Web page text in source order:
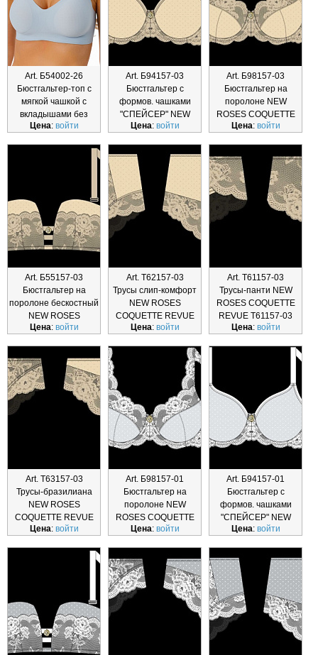
Art. Б54002-26
Бюстгальтер-топ с
мягкой чашкой с
вкладышами без
косточек
Цена: войти
Art. Б94157-03
Бюстгальтер с
формов. чашками
"СПЕЙСЕР" NEW
ROSE
Цена: войти
Art. Б98157-03
Бюстгальтер на
поролоне NEW
ROSES COQUETTE
REVUE Б98157-03
Цена: войти
Art. Б55157-03
Бюстгальтер на
поролоне бескостный
NEW ROSES
COQUETTE REVU
Цена: войти
Art. Т62157-03
Трусы слип-комфорт
NEW ROSES
COQUETTE REVUE
Т62157-03
Цена: войти
Art. Т61157-03
Трусы-панти NEW
ROSES COQUETTE
REVUE Т61157-03
Цена: войти
Art. Т63157-03
Трусы-бразилиана
NEW ROSES
COQUETTE REVUE
Т63157-03
Цена: войти
Art. Б98157-01
Бюстгальтер на
поролоне NEW
ROSES COQUETTE
REVUE Б98157-01
Цена: войти
Art. Б94157-01
Бюстгальтер с
формов. чашками
"СПЕЙСЕР" NEW
ROSE
Цена: войти